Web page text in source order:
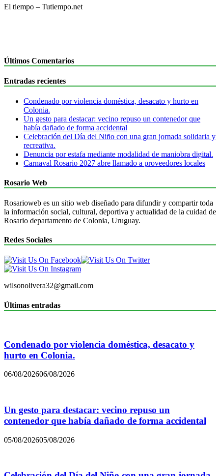
El tiempo – Tutiempo.net
Últimos Comentarios
Entradas recientes
Condenado por violencia doméstica, desacato y hurto en
Colonia.
Un gesto para destacar: vecino repuso un contenedor que
había dañado de forma accidental
Celebración del Día del Niño con una gran jornada solidaria y
recreativa.
Denuncia por estafa mediante modalidad de maniobra digital.
Carnaval Rosario 2027 abre llamado a proveedores locales
Rosario Web
Rosarioweb es un sitio web diseñado para difundir y compartir toda
la información social, cultural, deportiva y actualidad de la cuidad de
Rosario departamento de Colonia, Uruguay.
Redes Sociales
wilsonolivera32@gmail.com
Últimas entradas
Condenado por violencia doméstica, desacato y
hurto en Colonia.
06/08/202606/08/2026
Un gesto para destacar: vecino repuso un
contenedor que había dañado de forma accidental
05/08/202605/08/2026